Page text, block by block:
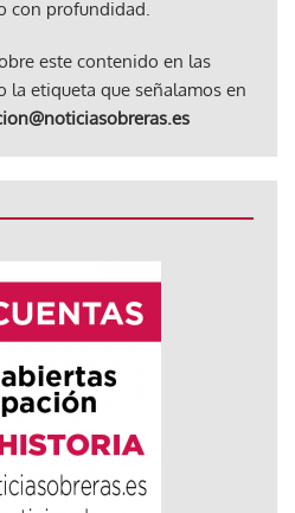
con profundidad.
este contenido en las
la etiqueta que señalamos en